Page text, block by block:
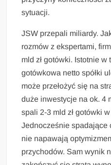
sytuacji.
JSW przepali miliardy.
rozmów z ekspertami,
mld zł gotówki. Istotnie w
gotówkowa netto spółki
może przełożyć się na
duże inwestycje na ok. 4
spali 2-3 mld zł gotówki
Jednocześnie spadające
nie napawają
przychodów. Sam wynik